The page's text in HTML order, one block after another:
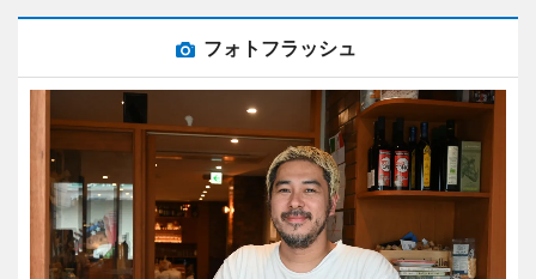
フォトフラッシュ